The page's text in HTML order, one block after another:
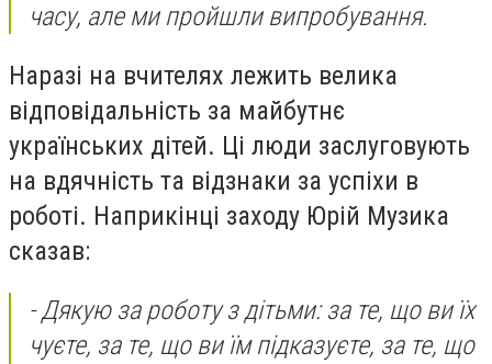
часу, але ми пройшли випробування.
Наразі на вчителях лежить велика
відповідальність за майбутнє
українських дітей. Ці люди заслуговують
на вдячність та відзнаки за успіхи в
роботі. Наприкінці заходу Юрій Музика
сказав:
-Дякую за роботу з дітьми: за те, що ви їх
чуєте, за те, що ви їм підказуєте, за те, що